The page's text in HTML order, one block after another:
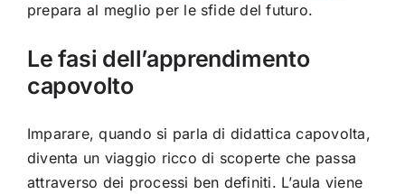
prepara al meglio per le sfide del futuro.
Le fasi dell’apprendimento
capovolto
Imparare, quando si parla di didattica capovolta,
diventa un viaggio ricco di scoperte che passa
attraverso dei processi ben definiti. L’aula viene